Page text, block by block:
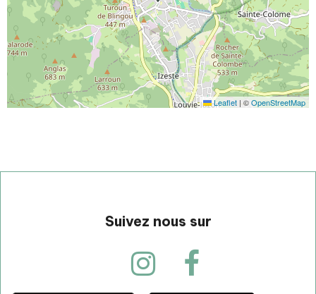
Leaflet | ©OpenStreetMap
Suivez nous sur